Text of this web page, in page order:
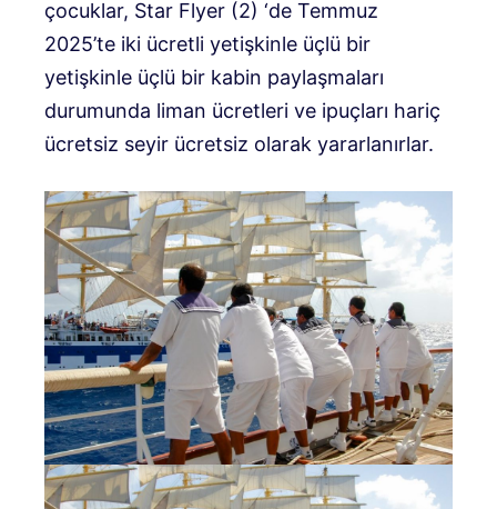
çocuklar, Star Flyer (2) ‘de Temmuz
2025’te iki ücretli yetişkinle üçlü bir
yetişkinle üçlü bir kabin paylaşmaları
durumunda liman ücretleri ve ipuçları hariç
ücretsiz seyir ücretsiz olarak yararlanırlar.